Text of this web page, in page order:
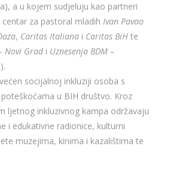
a u kojem sudjeluju kao partneri
centar za pastoral mladihIvan Pavao
, Caritas Italiana i Caritas BiH te
Novi Gradi Uznesenja BDM –
socijalnoj inkluziji osoba s
u BIH društvo. Kroz
ljetnog inkluzivnog kampa održavaju
i edukativne radionice, kulturni
muzejima, kinima i kazalištima te